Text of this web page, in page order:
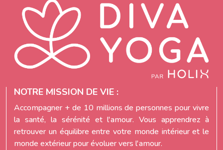
NOTRE MISSION DE VIE :
Accompagner + de 10 millions de personnes pour vivre
la santé, la sérénité et l'amour. Vous apprendrez à
retrouver un équilibre entre votre monde intérieur et le
monde extérieur pour évoluer vers l'amour.